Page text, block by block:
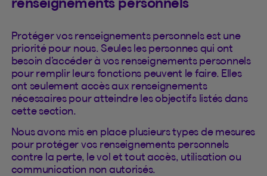
Protéger vos renseignements personnels est une
priorité pour nous. Seules les personnes qui ont
besoin d’accéder à vos renseignements personnels
pour remplir leurs fonctions peuvent le faire. Elles
ont seulement accès aux renseignements
nécessaires pour atteindre les objectifs listés dans
cette section.
Nous avons mis en place plusieurs types de mesures
pour protéger vos renseignements personnels
contre la perte, le vol et tout accès, utilisation ou
communication non autorisés.